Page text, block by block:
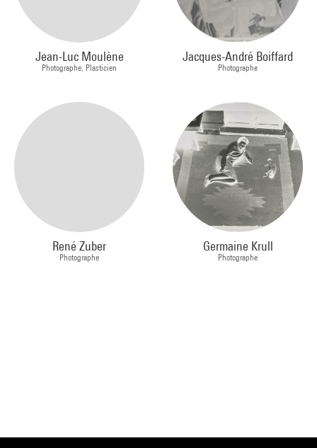
Jean-Luc Moulène
Photographe, Plasticien
Jacques-André Boiffard
Photographe
René Zuber
Photographe
Germaine Krull
Photographe